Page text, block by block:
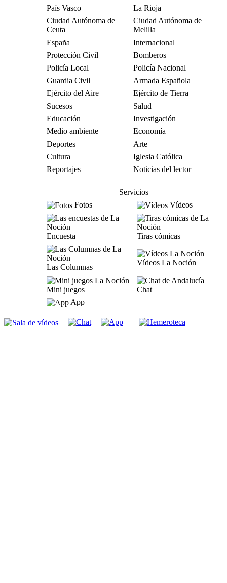
País Vasco
La Rioja
Ciudad Autónoma de
Ceuta
Ciudad Autónoma de
Melilla
España
Internacional
Protección Civil
Bomberos
Policía Local
Policía Nacional
Guardia Civil
Armada Española
Ejército del Aire
Ejército de Tierra
Sucesos
Salud
Educación
Investigación
Medio ambiente
Economía
Deportes
Arte
Cultura
Iglesia Católica
Reportajes
Noticias del lector
Servicios
Fotos
Vídeos
Encuesta Tiras cómicas
Las Columnas
Vídeos La Noción
Mini juegos
Chat
App
| | |